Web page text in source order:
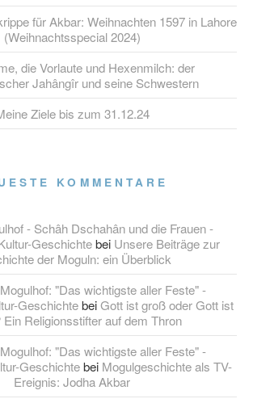
für Akbar: Weihnachten 1597 in Lahore
(Weihnachtsspecial 2024)
die Vorlaute und Hexenmilch: der
Jahângîr und seine Schwestern
Ziele bis zum 31.12.24
KOMMENTARE
- Schâh Dschahân und die Frauen -
Geschichtebei Unsere Beiträge zur
der Moguln: ein Überblick
"Das wichtigste aller Feste" -
GeschichtebeiGott ist groß oder Gott ist
Ein Religionsstifter auf dem Thron
"Das wichtigste aller Feste" -
Geschichtebei Mogulgeschichte als TV-
Ereignis: Jodha Akbar